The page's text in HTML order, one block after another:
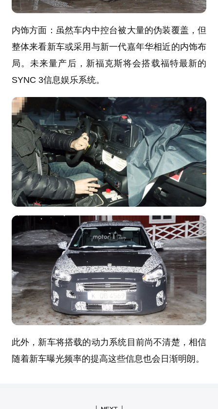
内饰方面：虽然车内中控台被大量的伪装覆盖，但
整体来看新车或采用与新一代嘉年华相近的内饰布
局。未来量产后，新福克斯将会搭载福特最新的
SYNC 3信息娱乐系统。
此外，新车将搭载的动力系统目前尚不清楚，相信
随着新车曝光频率的提高这些信息也会日渐明朗。